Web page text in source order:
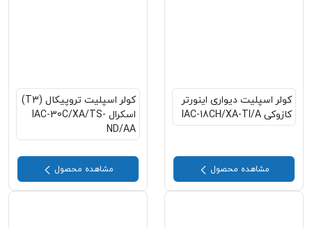
کولر اسپلیت دیواری اینورتر
کازوکی IAC-18CH/XA-TI/A
مشاهده محصول
کولر اسپلیت تروپیکال (T3)
اسکرال IAC-30C/XA/TS-
ND/AA
مشاهده محصول